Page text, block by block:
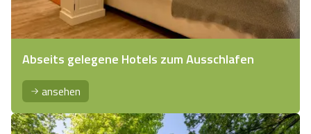
Abseits gelegene Hotels zum Ausschlafen
ansehen